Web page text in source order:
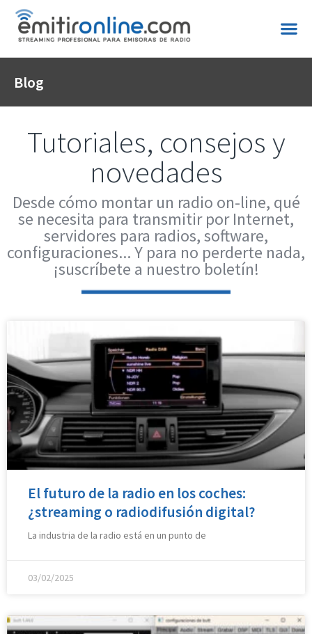
Blog
Tutoriales, consejos y
novedades
Desde cómo montar un radio on-line, qué
se necesita para transmitir por Internet,
servidores para radios, software,
configuraciones... Y para no perderte nada,
¡suscríbete a nuestro boletín!
El futuro de la radio en los coches:
¿streaming o radiodifusión digital?
La industria de la radio está en un punto de
03/02/2025